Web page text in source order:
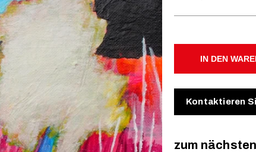
IN DEN
Kontaktieren
zum